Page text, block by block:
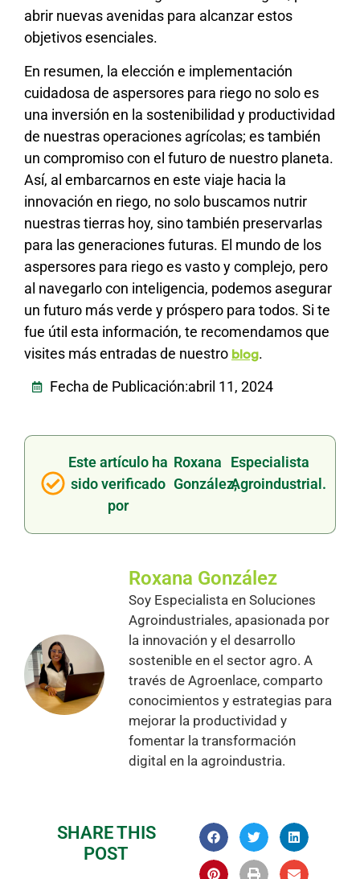
abrir nuevas avenidas para alcanzar estos
objetivos esenciales.
En resumen, la elección e implementación
cuidadosa de aspersores para riego no solo es
una inversión en la sostenibilidad y productividad
de nuestras operaciones agrícolas; es también
un compromiso con el futuro de nuestro planeta.
Así, al embarcarnos en este viaje hacia la
innovación en riego, no solo buscamos nutrir
nuestras tierras hoy, sino también preservarlas
para las generaciones futuras. El mundo de los
aspersores para riego es vasto y complejo, pero
al navegarlo con inteligencia, podemos asegurar
un futuro más verde y próspero para todos. Si te
fue útil esta información, te recomendamos que
visites más entradas de nuestro blog.
Fecha de Publicación:abril 11, 2024
Este artículo ha
sido verificado
por
Roxana
González,
Especialista
Agroindustrial.
Roxana González
Soy Especialista en Soluciones
Agroindustriales, apasionada por
la innovación y el desarrollo
sostenible en el sector agro. A
través de Agroenlace, comparto
conocimientos y estrategias para
mejorar la productividad y
fomentar la transformación
digital en la agroindustria.
SHARE THIS
POST